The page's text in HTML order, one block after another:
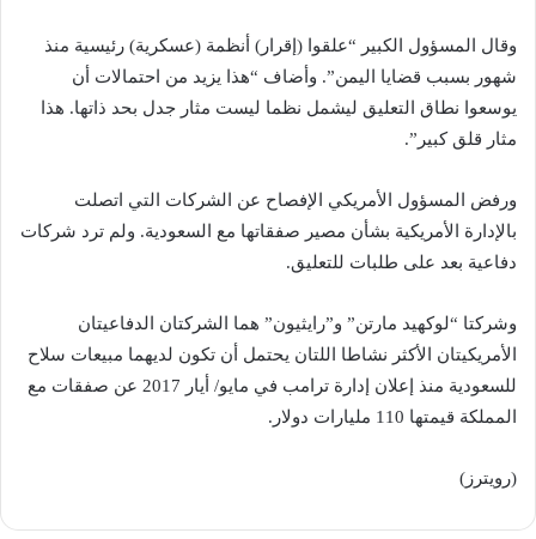
وقال المسؤول الكبير “علقوا (إقرار) أنظمة (عسكرية) رئيسية منذ
شهور بسبب قضايا اليمن”. وأضاف “هذا يزيد من احتمالات أن
يوسعوا نطاق التعليق ليشمل نظما ليست مثار جدل بحد ذاتها. هذا
مثار قلق كبير”.
ورفض المسؤول الأمريكي الإفصاح عن الشركات التي اتصلت
بالإدارة الأمريكية بشأن مصير صفقاتها مع السعودية. ولم ترد شركات
دفاعية بعد على طلبات للتعليق.
وشركتا “لوكهيد مارتن” و”رايثيون” هما الشركتان الدفاعيتان
الأمريكيتان الأكثر نشاطا اللتان يحتمل أن تكون لديهما مبيعات سلاح
للسعودية منذ إعلان إدارة ترامب في مايو/ أيار 2017 عن صفقات مع
المملكة قيمتها 110 مليارات دولار.
(رويترز)